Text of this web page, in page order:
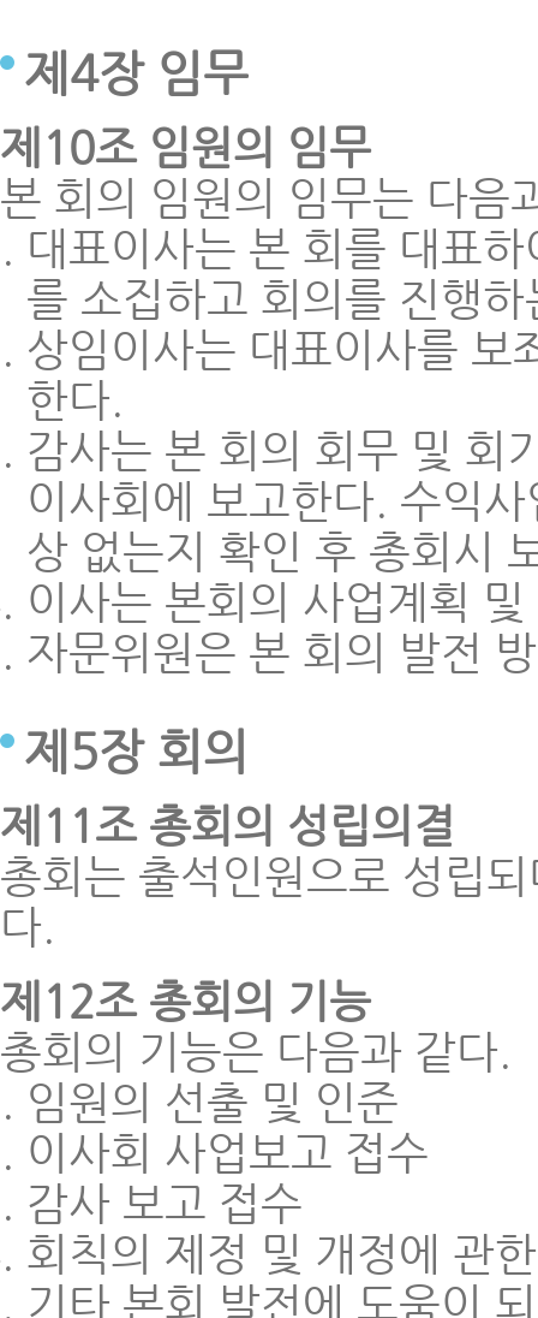
제4장 임무
제10조 임원의 임무
본 회의 임원의 임무는 다음
대표이사는 본 회를 대표
를 소집하고 회의를 진행
상임이사는 대표이사를 보
한다.
감사는 본 회의 회무 및 회
이사회에 보고한다. 수익
상 없는지 확인 후 총회시
이사는 본회의 사업계획
자문위원은 본 회의 발전
제5장 회의
제11조 총회의 성립의결
총회는 출석인원으로 성립
다.
제12조 총회의 기능
총회의 기능은 다음과 같다.
임원의 선출 및 인준
이사회 사업보고 접수
감사 보고 접수
회칙의 제정 및 개정에 관
기타 본회 발전에 도움이